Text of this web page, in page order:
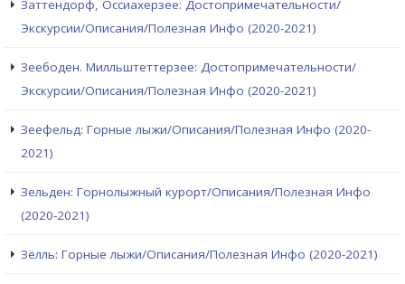
Заттендорф, Оссиахерзее: Достопримечательности/
Экскурсии/Описания/Полезная Инфо (2020-2021)
Зеебоден. Милльштеттерзее: Достопримечательности/
Экскурсии/Описания/Полезная Инфо (2020-2021)
Зеефельд: Горные лыжи/Описания/Полезная Инфо (2020-
2021)
Зельден: Горнолыжный курорт/Описания/Полезная Инфо
(2020-2021)
Зёлль: Горные лыжи/Описания/Полезная Инфо (2020-2021)